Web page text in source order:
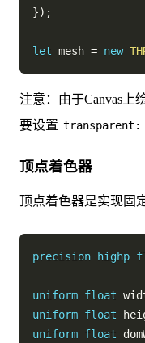
}) ;
let mesh = new
注意：由于Canvas上
要设置
顶点着色器
顶点着色器是实现固
precision highp
uniform float
uniform float
uniform float